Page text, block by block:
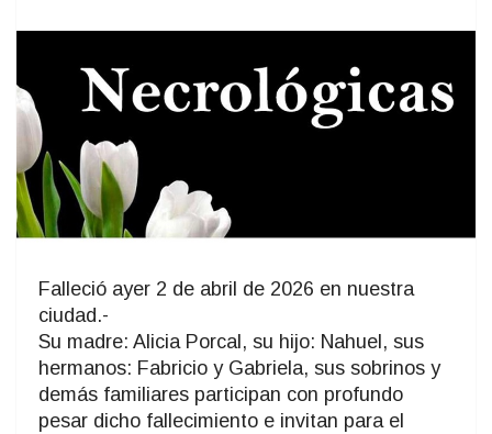
Falleció ayer 2 de abril de 2026 en nuestra
ciudad.-
Su madre: Alicia Porcal, su hijo: Nahuel, sus
hermanos: Fabricio y Gabriela, sus sobrinos y
demás familiares participan con profundo
pesar dicho fallecimiento e invitan para el